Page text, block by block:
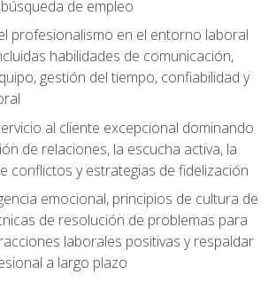
de empleo
profesionalismo en el entorno laboral
habilidades de comunicación,
gestión del tiempo, confiabilidad y
al cliente excepcional dominando
de relaciones, la escucha activa, la
conflictos y estrategias de fidelización
emocional, principios de cultura de
de resolución de problemas para
laborales positivas y respaldar
a largo plazo